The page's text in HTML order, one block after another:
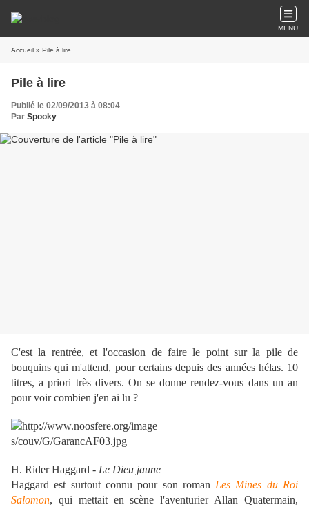
MENU
Accueil » Pile à lire
Pile à lire
Publié le 02/09/2013 à 08:04
Par Spooky
C'est la rentrée, et l'occasion de faire le point sur la pile de
bouquins qui m'attend, pour certains depuis des années hélas. 10
titres, a priori très divers. On se donne rendez-vous dans un an
pour voir combien j'en ai lu ?
H. Rider Haggard - Le Dieu jaune
Haggard est surtout connu pour son roman Les Mines du Roi
Salomon, qui mettait en scène l'aventurier Allan Quatermain,